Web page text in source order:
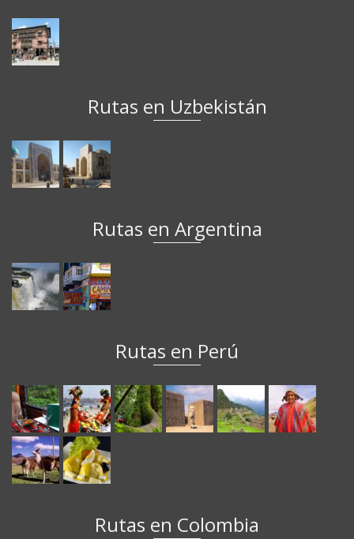
Rutas en Uzbekistán
Rutas en Argentina
Rutas en Perú
Rutas en Colombia